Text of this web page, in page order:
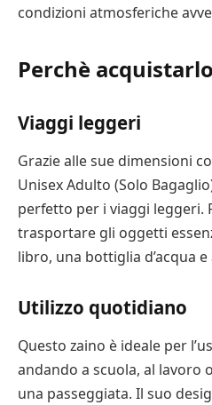
condizioni atmosferiche
Perchè acquistarlo
Viaggi leggeri
Grazie alle sue dimensioni
Unisex Adulto (Solo
perfetto per i viaggi leggeri.
trasportare gli oggetti
libro, una bottiglia d’acqua
Utilizzo quotidiano
Questo zaino è ideale per
andando a scuola, al lavoro
una passeggiata. Il suo